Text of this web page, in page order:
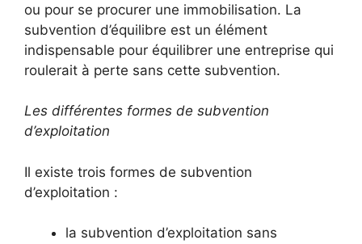
ou pour se procurer une immobilisation. La
subvention d’équilibre est un élément
indispensable pour équilibrer une entreprise qui
roulerait à perte sans cette subvention.
Les différentes formes de subvention
d’exploitation
Il existe trois formes de subvention
d’exploitation :
la subvention d’exploitation sans